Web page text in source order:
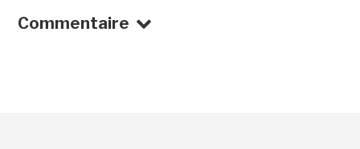
Commentaire